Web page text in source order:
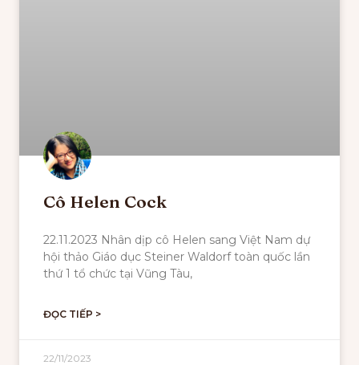
Cô Helen Cock
22.11.2023 Nhân dịp cô Helen sang Việt Nam dự
hội thảo Giáo dục Steiner Waldorf toàn quốc lần
thứ 1 tổ chức tại Vũng Tàu,
ĐỌC TIẾP >
22/11/2023